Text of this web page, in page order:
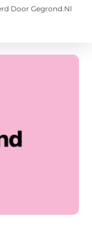
Door Gegrond.nl